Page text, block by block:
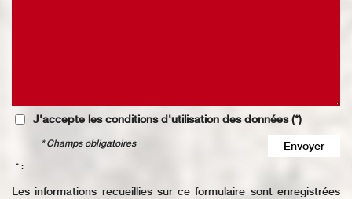
J'accepte les conditions d'utilisation des données (*)
Envoyer
* Champs obligatoires
* :
Les informations recueillies sur ce formulaire sont enregistrées